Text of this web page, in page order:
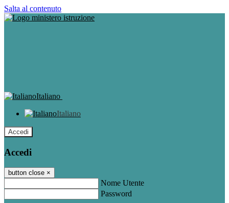
Salta al contenuto
Italiano
Italiano
Accedi
Accedi
button close ×
Nome Utente
Password